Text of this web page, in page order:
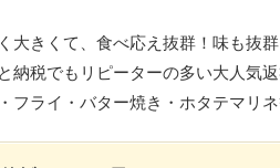
大きくて、食べ応え抜群！味も抜群
納税でもリピーターの多い大人気返
フライ・バター焼き・ホタテマリ